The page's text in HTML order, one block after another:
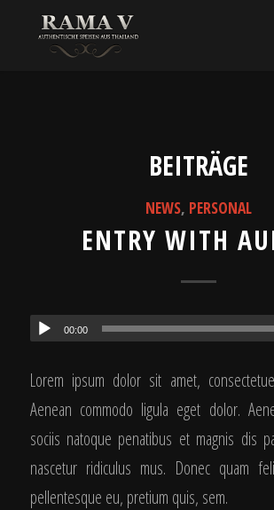
BEITRÄGE
NEWS, PERSONAL
ENTRY WITH
00:00
Lorem ipsum dolor sit amet,
Aenean commodo ligula eget dolor.
sociis natoque penatibus et magnis dis
nascetur ridiculus mus. Donec quam
pellentesque eu, pretium quis, sem.